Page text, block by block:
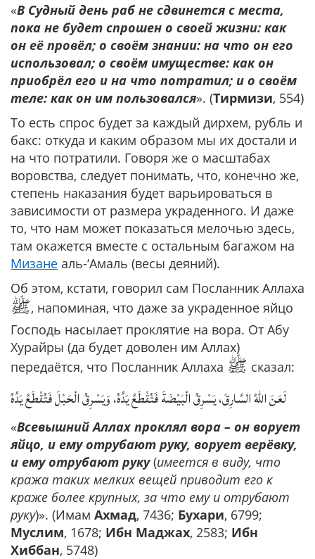
«В Судный день раб не сдвинется с места,
пока не будет спрошен о своей жизни: как
он её провёл; о своём знании: на что он его
использовал; о своём имуществе: как он
приобрёл его и на что потратил; и о своём
теле: как он им пользовался». (Тирмизи, 554)
То есть спрос будет за каждый дирхем, рубль и
бакс: откуда и каким образом мы их достали и
на что потратили. Говоря же о масштабах
воровства, следует понимать, что, конечно же,
степень наказания будет варьироваться в
зависимости от размера украденного. И даже
то, что нам может показаться мелочью здесь,
там окажется вместе с остальным багажом на
Мизане аль-‘Амаль (весы деяний).
Об этом, кстати, говорил сам Посланник Аллаха
ﷺ, напоминая, что даже за украденное яйцо
Господь насылает проклятие на вора. От Абу
Хурайры (да будет доволен им Аллах)
передаётся, что Посланник Аллаха ﷺ сказал:
لَعَنَ اللهُ السَّارِقَ، يَسْرِقُ الْبَيْضَةَ فَتُقْطَعُ يَدُهُ، وَيَسْرِقُ الْحَبْلَ فَتُقْطَعُ يَدُهُ
«Всевышний Аллах проклял вора – он ворует
яйцо, и ему отрубают руку, ворует верёвку,
и ему отрубают руку(имеется в виду, что
кража таких мелких вещей приводит его к
краже более крупных, за что ему и отрубают
руку)». (Имам Ахмад, 7436; Бухари, 6799;
Муслим, 1678; Ибн Маджах, 2583; Ибн
Хиббан, 5748)